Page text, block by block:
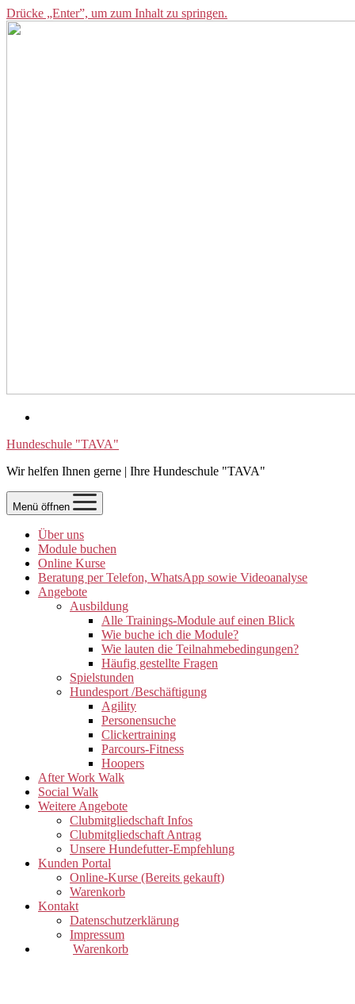
Drücke „Enter”, um zum Inhalt zu springen.
Hundeschule "TAVA"
Wir helfen Ihnen gerne | Ihre Hundeschule "TAVA"
Menü öffnen
Über uns
Module buchen
Online Kurse
Beratung per Telefon, WhatsApp sowie Videoanalyse
Angebote
Ausbildung
Alle Trainings-Module auf einen Blick
Wie buche ich die Module?
Wie lauten die Teilnahmebedingungen?
Häufig gestellte Fragen
Spielstunden
Hundesport /Beschäftigung
Agility
Personensuche
Clickertraining
Parcours-Fitness
Hoopers
After Work Walk
Social Walk
Weitere Angebote
Clubmitgliedschaft Infos
Clubmitgliedschaft Antrag
Unsere Hundefutter-Empfehlung
Kunden Portal
Online-Kurse (Bereits gekauft)
Warenkorb
Kontakt
Datenschutzerklärung
Impressum
Warenkorb